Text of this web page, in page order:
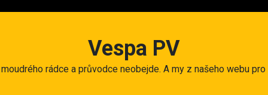
Vespa PV
rádce a průvodce neobejde. A my z našeho webu